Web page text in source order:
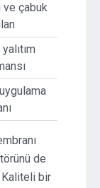
ve çabuk
de
Kaliteli bir